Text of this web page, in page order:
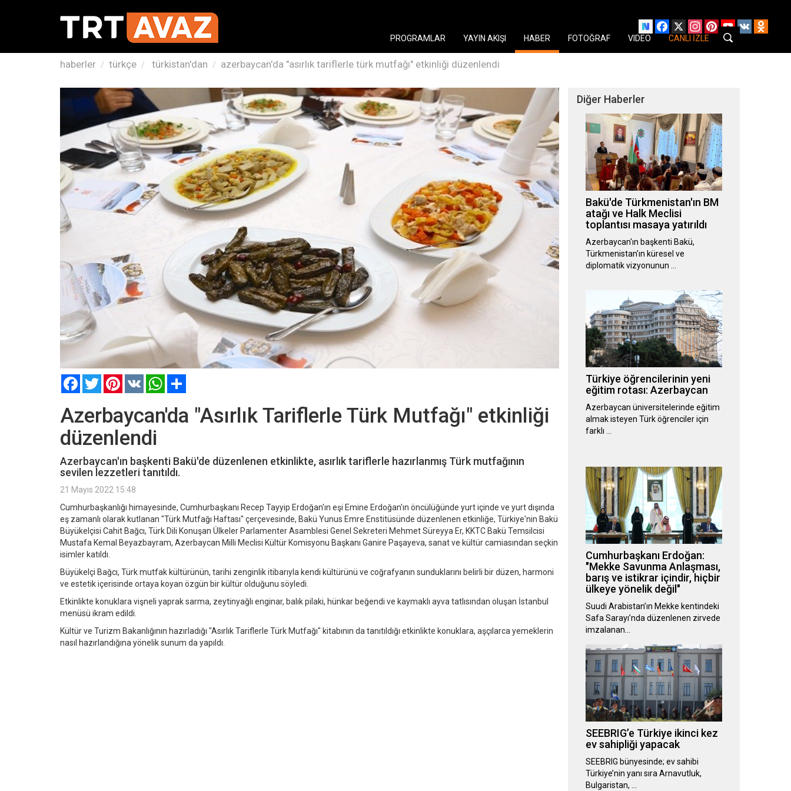
Facebook
X Instagram
PinterestYouTube
VK
PROGRAMLAR
YAYIN AKIŞI HABER FOTOĞRAF VIDEO CANLI İZLE
haberler türkçe türkistan'dan azerbaycan'da "asırlık tariflerle türk mutfağı" etkinliği düzenlendi
FacebookTwitterPinterest
VK WhatsApp
Azerbaycan'da "Asırlık Tariflerle Türk Mutfağı" etkinliği
düzenlendi
Azerbaycan'ın başkenti Bakü'de düzenlenen etkinlikte, asırlık tariflerle hazırlanmış Türk mutfağının
sevilen lezzetleri tanıtıldı.
21 Mayıs 2022 15:48
Cumhurbaşkanlığı himayesinde, Cumhurbaşkanı Recep Tayyip Erdoğan'ın eşi Emine Erdoğan'ın öncülüğünde yurt içinde ve yurt dışında
eş zamanlı olarak kutlanan "Türk Mutfağı Haftası" çerçevesinde, Bakü Yunus Emre Enstitüsünde düzenlenen etkinliğe, Türkiye'nin Bakü
Büyükelçisi Cahit Bağcı, Türk Dili Konuşan Ülkeler Parlamenter Asamblesi Genel Sekreteri Mehmet Süreyya Er, KKTC Bakü Temsilcisi
Mustafa Kemal Beyazbayram, Azerbaycan Milli Meclisi Kültür Komisyonu Başkanı Ganire Paşayeva, sanat ve kültür camiasından seçkin
isimler katıldı.
Büyükelçi Bağcı, Türk mutfak kültürünün, tarihi zenginlik itibarıyla kendi kültürünü ve coğrafyanın sunduklarını belirli bir düzen, harmoni
ve estetik içerisinde ortaya koyan özgün bir kültür olduğunu söyledi.
Etkinlikte konuklara vişneli yaprak sarma, zeytinyağlı enginar, balık pilaki, hünkar beğendi ve kaymaklı ayva tatlısından oluşan İstanbul
menüsü ikram edildi.
Kültür ve Turizm Bakanlığının hazırladığı "Asırlık Tariflerle Türk Mutfağı" kitabının da tanıtıldığı etkinlikte konuklara, aşçılarca yemeklerin
nasıl hazırlandığına yönelik sunum da yapıldı.
Diğer Haberler
Bakü'de Türkmenistan'ın BM
atağı ve Halk Meclisi
toplantısı masaya yatırıldı
Azerbaycan'ın başkenti Bakü,
Türkmenistan'ın küresel ve
diplomatik vizyonunun …
Türkiye öğrencilerinin yeni
eğitim rotası: Azerbaycan
Azerbaycan üniversitelerinde eğitim
almak isteyen Türk öğrenciler için
farklı …
Cumhurbaşkanı Erdoğan:
"Mekke Savunma Anlaşması,
barış ve istikrar içindir, hiçbir
ülkeye yönelik değil"
Suudi Arabistan’ın Mekke kentindeki
Safa Sarayı’nda düzenlenen zirvede
imzalanan…
SEEBRIG’e Türkiye ikinci kez
ev sahipliği yapacak
SEEBRIG bünyesinde; ev sahibi
Türkiye’nin yanı sıra Arnavutluk,
Bulgaristan, …